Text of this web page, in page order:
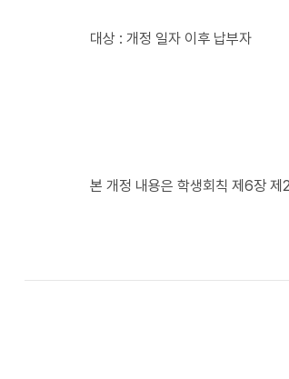
대상 : 개정 일자 이후 납부자
본 개정 내용은 학생회칙 제6장